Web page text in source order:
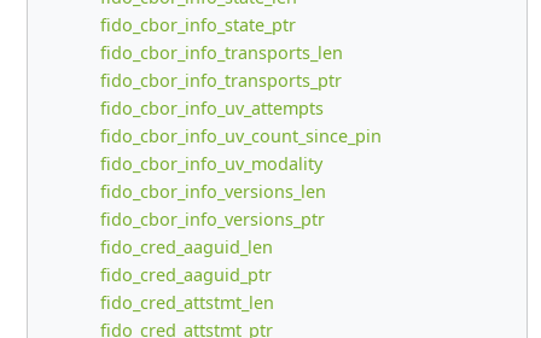
fido_cbor_info_state_ptr
fido_cbor_info_transports_len
fido_cbor_info_transports_ptr
fido_cbor_info_uv_attempts
fido_cbor_info_uv_count_since_pin
fido_cbor_info_uv_modality
fido_cbor_info_versions_len
fido_cbor_info_versions_ptr
fido_cred_aaguid_len
fido_cred_aaguid_ptr
fido_cred_attstmt_len
fido_cred_attstmt_ptr